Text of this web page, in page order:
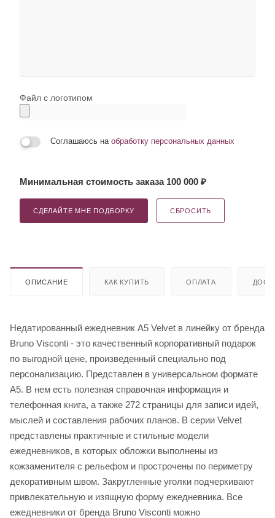
Файл с логотипом
Соглашаюсь на обработку персональных данных
Минимальная стоимость заказа 100 000 ₽
СДЕЛАЙТЕ МНЕ ПОДБОРКУ СБРОСИТЬ
ОПИСАНИЕ КАК КУПИТЬ ОПЛАТА
Недатированный ежедневник A5 Velvet в линейку от бренда
Bruno Visconti - это качественный корпоративный подарок
по выгодной цене, произведенный специально под
персонализацию. Представлен в универсальном формате
А5. В нем есть полезная справочная информация и
телефонная книга, а также 272 страницы для записи идей,
мыслей и составления рабочих планов. В серии Velvet
представлены практичные и стильные модели
ежедневников, в которых обложки выполнены из
кожзаменителя с рельефом и прострочены по периметру
декоративным швом. Закругленные уголки подчеркивают
привлекательную и изящную форму ежедневника. Все
ежедневники от бренда Bruno Visconti можно